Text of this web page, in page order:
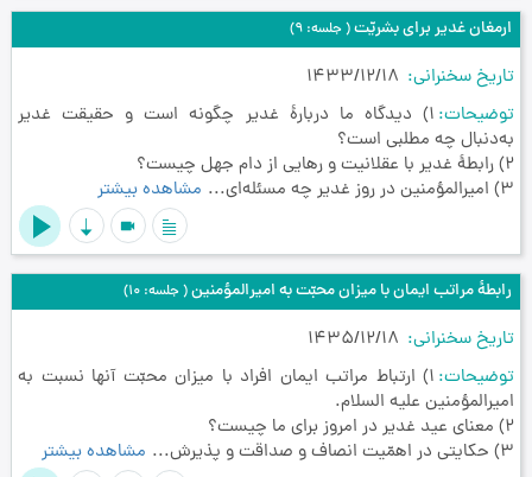
ارمغان غدیر برای بشریّت( جلسه: 9)
videocam
تاریخ سخنرانی
توضیحات 1) دیدگاه ما دربارۀ غدیر چگونه است و حقیقت غدیر
به‌دنبال چه مطلبی است؟
2) رابطۀ غدیر با عقلانیت و رهایی از دام جهل چیست؟
3) امیرالمؤمنین در روز غدیر چه مسئله‌ای...
مشاهده بیشتر
رابطۀ مراتب ایمان با میزان محبّت به امیرالمؤمنین( جلسه: 10)
تاریخ سخنرانی
توضیحات 1) ارتباط مراتب ایمان افراد با میزان محبّت آنها نسبت به
امیرالمؤمنین علیه السلام.
2) معنای عید غدیر در امروز برای ما چیست؟
3) حکایتی در اهمّیت انصاف و صداقت و پذیرش...
مشاهده بیشتر